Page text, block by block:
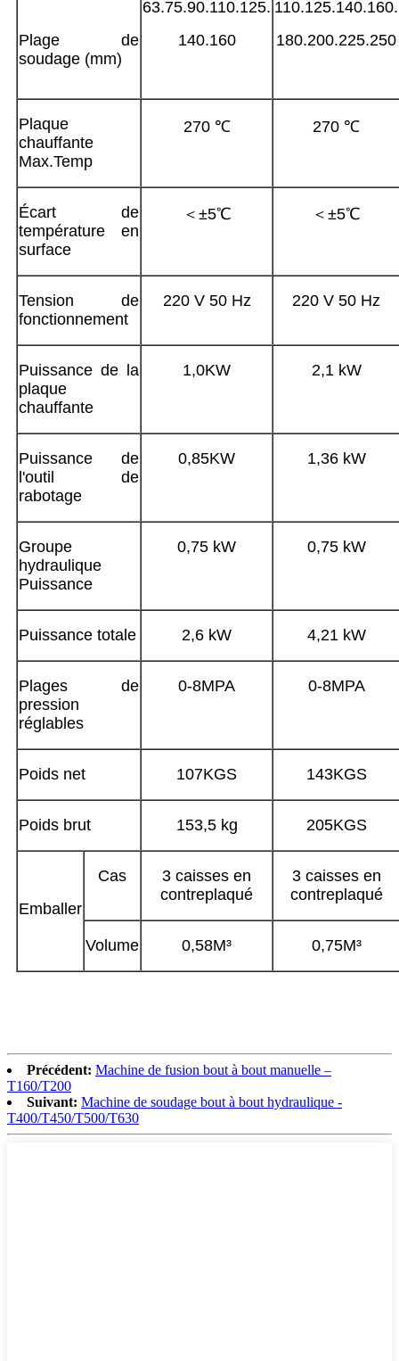
Plage de
soudage (mm)
63.75.90.110.125.
140.160
110.125.140.160.
180.200.225.250
Plaque
chauffante
Max.Temp
270 ℃ 270 ℃
Écart de
température en
surface
＜±5℃ ＜±5℃
Tension de
fonctionnement
220 V 50 Hz 220 V 50 Hz
Puissance de la
plaque
chauffante
1,0KW 2,1 kW
Puissance de
l'outil de
rabotage
0,85KW 1,36 kW
Groupe
hydraulique
Puissance
0,75 kW 0,75 kW
Puissance totale 2,6 kW 4,21 kW
Plages de
pression
réglables
0-8MPA 0-8MPA
Poids net 107KGS 143KGS
Poids brut 153,5 kg 205KGS
Emballer
Cas
3 caisses en
contreplaqué
3 caisses en
contreplaqué
Volume 0,58M³ 0,75M³
Précédent: Machine de fusion bout à bout manuelle –
T160/T200
Suivant: Machine de soudage bout à bout hydraulique -
T400/T450/T500/T630